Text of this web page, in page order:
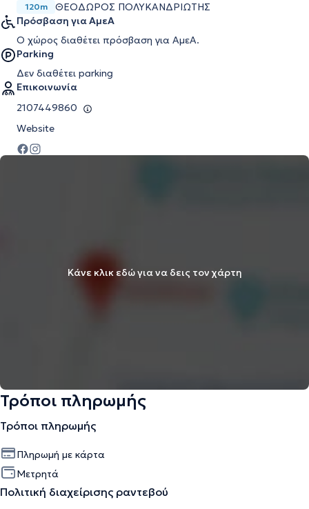
120m
ΘΕΟΔΩΡΟΣ ΠΟΛΥΚΑΝΔΡΙΩΤΗΣ
Πρόσβαση για ΑμεΑ
Ο χώρος διαθέτει πρόσβαση για ΑμεΑ.
Parking
Δεν διαθέτει parking
Επικοινωνία
2107449860
Website
Κάνε κλικ εδώ για να δεις τον χάρτη
Τρόποι πληρωμής
Τρόποι πληρωμής
Πληρωμή με κάρτα
Μετρητά
Πολιτική διαχείρισης ραντεβού